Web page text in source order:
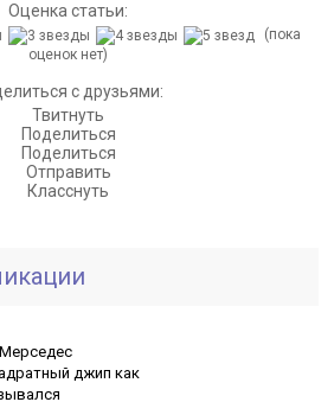
Оценка статьи:
(пока
оценок нет)
с друзьями:
Твитнуть
Поделиться
Поделиться
Отправить
Класснуть